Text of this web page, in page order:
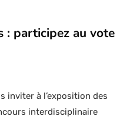
: participez au vote
inviter à l’exposition des
interdisciplinaire